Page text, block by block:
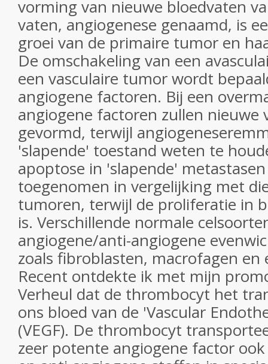
vorming van nieuwe bloedvaten
vaten, angiogenese genaamd, is
groei van de primaire tumor en
De omschakeling van een
een vasculaire tumor wordt
angiogene factoren. Bij een
angiogene factoren zullen nieuwe
gevormd, terwijl
'slapende' toestand weten te
apoptose in 'slapende'
toegenomen in vergelijking met
tumoren, terwijl de proliferatie in
is. Verschillende normale
angiogene/anti-angiogene
zoals fibroblasten, macrofagen en
Recent ontdekte ik met mijn
Verheul dat de thrombocyt het
ons bloed van de 'Vascular
(VEGF). De thrombocyt
zeer potente angiogene factor